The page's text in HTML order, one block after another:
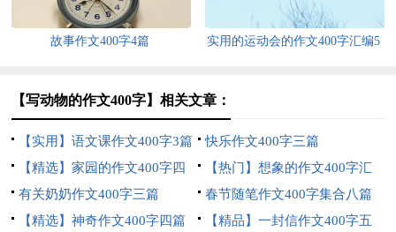
故事作文400字4篇
实用的运动会的作文400字汇编5
【写动物的作文400字】相关文章：
【实用】语文课作文400字3篇
快乐作文400字三篇
【精选】家园的作文400字四
篇
【热门】想象的作文400字汇
编8篇
有关奶奶作文400字三篇
春节随笔作文400字集合八篇
【精选】神奇作文400字四篇
【精品】一封信作文400字五